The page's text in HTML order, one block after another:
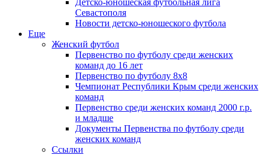
Детско-юношеская футбольная лига
Севастополя
Новости детско-юношеского футбола
Еще
Женский футбол
Первенство по футболу среди женских
команд до 16 лет
Первенство по футболу 8х8
Чемпионат Республики Крым среди женских
команд
Первенство среди женских команд 2000 г.р.
и младше
Документы Первенства по футболу среди
женских команд
Ссылки